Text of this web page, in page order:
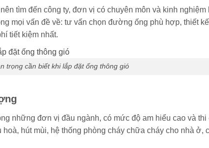
tìm đến công ty, đơn vị có chuyên môn và kinh
mọi vấn đề về: tư vấn chọn đường ống phù hợp, thiết
tiết kiệm nhất.
trọng cần biết khi lắp đặt ống thông gió
những đơn vị đầu ngành, có mức độ am hiểu cao và
hút mùi, hệ thống phòng cháy chữa cháy cho nhà ở,